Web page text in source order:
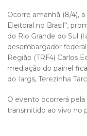
Ocorre amanhã (8/4),
Eleitoral no Brasil”,
do Rio Grande do Sul
desembargador
Região (TRF4) Carlos
mediação do painel
do Iargs, Terezinha
O evento ocorrerá pela
transmitido ao vivo no